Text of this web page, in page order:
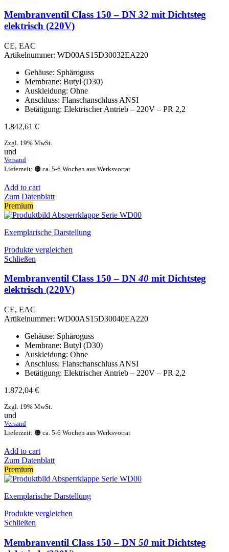
Membranventil Class 150 – DN 32 mit Dichtsteg
elektrisch (220V)
CE, EAC
Artikelnummer: WD00AS15D30032EA220
Gehäuse: Sphäroguss
Membrane: Butyl (D30)
Auskleidung: Ohne
Anschluss: Flanschanschluss ANSI
Betätigung: Elektrischer Antrieb – 220V – PR 2,2
1.842,61 €
Zzgl. 19% MwSt.
und
Versand
Lieferzeit: 🟠 ca. 5-6 Wochen aus Werksvorrat
Add to cart
Zum Datenblatt
Premium
Exemplarische Darstellung
Produkte vergleichen
Schließen
Membranventil Class 150 – DN40 mit Dichtsteg
elektrisch (220V)
CE, EAC
Artikelnummer: WD00AS15D30040EA220
Gehäuse: Sphäroguss
Membrane: Butyl (D30)
Auskleidung: Ohne
Anschluss: Flanschanschluss ANSI
Betätigung: Elektrischer Antrieb – 220V – PR 2,2
1.872,04 €
Zzgl. 19% MwSt.
und
Versand
Lieferzeit: 🟠 ca. 5-6 Wochen aus Werksvorrat
Add to cart
Zum Datenblatt
Premium
Exemplarische Darstellung
Produkte vergleichen
Schließen
Membranventil Class 150 – DN 50 mit Dichtsteg